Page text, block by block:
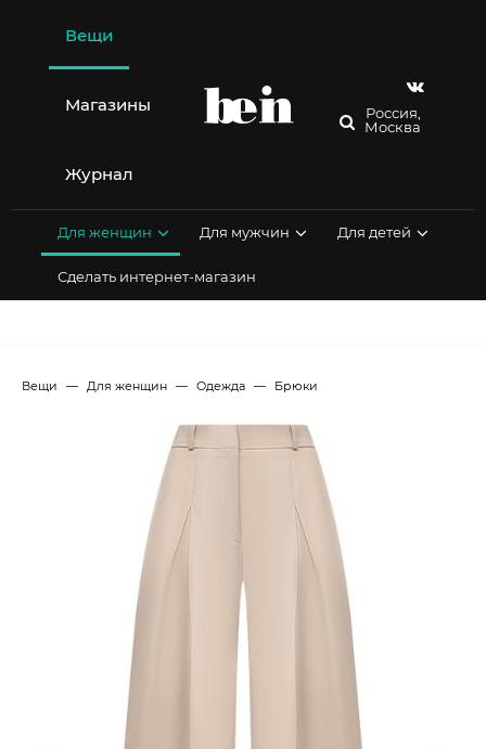
содержимому
Вещи
Магазины
Журнал
Россия,
Москва
Для женщин Для мужчин Для детей
Сделать интернет-магазин
Вещи Для женщин Одежда Брюки